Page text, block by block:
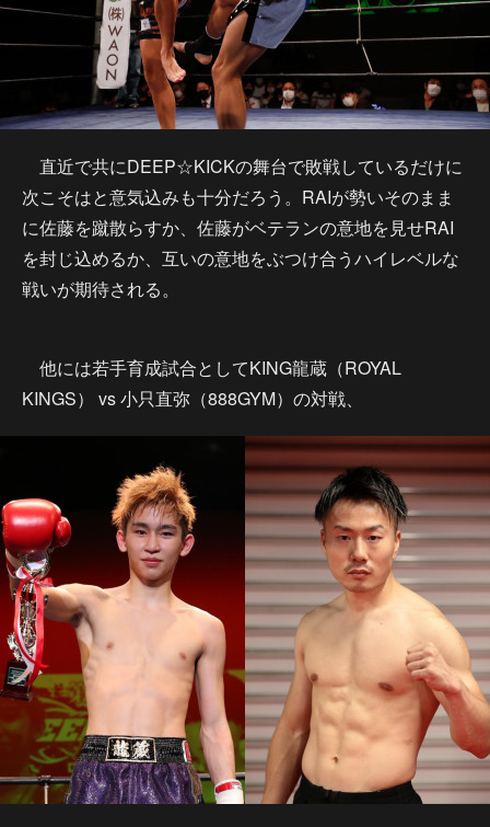
直近で共にDEEP☆KICKの舞台で敗戦しているだけに
次こそはと意気込みも十分だろう。RAIが勢いそのまま
に佐藤を蹴散らすか、佐藤がベテランの意地を見せRAI
を封じ込めるか、互いの意地をぶつけ合うハイレベルな
戦いが期待される。
他には若手育成試合としてKING龍蔵（ROYAL
KINGS） vs 小只直弥（888GYM）の対戦、